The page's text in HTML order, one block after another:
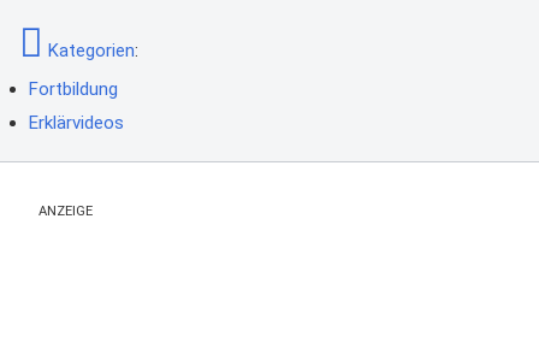
Kategorien:
Fortbildung
Erklärvideos
ANZEIGE